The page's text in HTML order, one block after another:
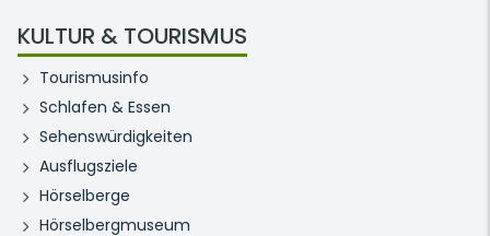
KULTUR & TOURISMUS
Tourismusinfo
Schlafen & Essen
Sehenswürdigkeiten
Ausflugsziele
Hörselberge
Hörselbergmuseum